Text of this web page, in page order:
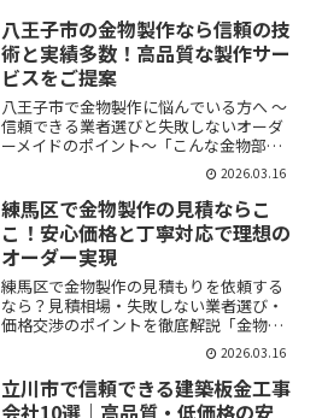
八王子市の金物製作なら信頼の技
術と実績多数！高品質な製作サー
ビスをご提案
八王子市で金物製作に悩んでいる方へ 〜
信頼できる業者選びと失敗しないオーダ
ーメイドのポイント〜「こんな金物部品
があれば仕事や生活がもっと便利になる
のに…」「ステンレスやアルミ、鉄骨な
ど、どんな素材でどのようにオーダーメ
イドの金物を作ったらい...
2026.03.16
練馬区で金物製作の見積ならこ
こ！安心価格と丁寧対応で理想の
オーダー実現
練馬区で金物製作の見積もりを依頼する
なら？見積相場・失敗しない業者選び・
価格交渉のポイントを徹底解説「金物製
作の見積を頼みたいけど、どこに頼めば
良いの？」「練馬区の金物製作業者の価
格や相場が分からなくて不安…」「オー
ダーメイドで依頼したいけ...
2026.03.16
立川市で信頼できる建築板金工事